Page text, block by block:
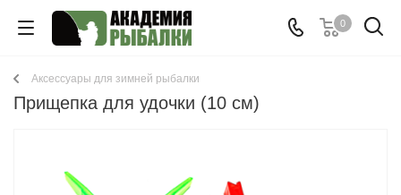
0
Аксессуары для зимней рыбалки
Прищепка для удочки (10 см)